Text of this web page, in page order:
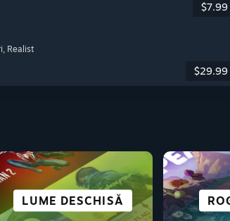
$7.99
, Realist
$29.99
LUME DESCHISĂ
STRATEGIE
POVEȘTI COMPLEXE
SF ȘI CYBERPUNK